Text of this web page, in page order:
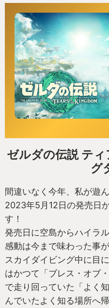
ゼルダの伝説 テ
グ
間違いなく今年、私が遊
2023年5月12日の発売日
す！
発売日に空島からハイラ
感動は今まで味わった事
スカイダイビング中に目
はかつて「ブレス・オブ
で走り回っていた「よく
んでいたよく知る場所へ